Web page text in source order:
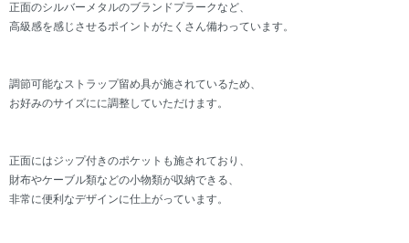
正面のシルバーメタルのブランドプラークなど、
高級感を感じさせるポイントがたくさん備わっています。
調節可能なストラップ留め具が施されているため、
お好みのサイズにに調整していただけます。
正面にはジップ付きのポケットも施されており、
財布やケーブル類などの小物類が収納できる、
非常に便利なデザインに仕上がっています。